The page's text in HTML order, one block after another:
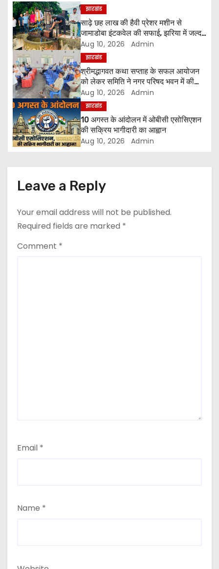
n
a
v
i
g
a
t
n
झारखंड
साढ़े छह लाख की हैवी प्रेशर मशीन से
जामाडोबा इंटकवेल की सफाई, झरिया में जल्द
बहाल होगी जलापूर्ति
Aug 10, 2026 Admin
झारखंड
श्रीमद्भागवत कथा सप्ताह के सफल आयोजन
को लेकर समिति ने नगर परिषद भवन में की
बैठक आयोजित
Aug 10, 2026 Admin
झारखंड
10 अगस्त के आंदोलन में ओबीसी एसोसिएशन
की सक्रिय भागीदारी का आह्वान
Aug 10, 2026 Admin
Leave a Reply
Your email address will not be published.
Required fields are marked *
Comment *
Email *
Name *